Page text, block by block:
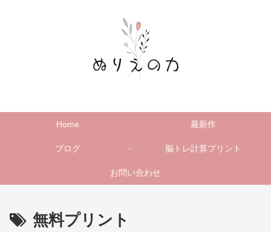
Home 最新作
ブログ 脳トレ計算プリント
お問い合わせ
無料プリント